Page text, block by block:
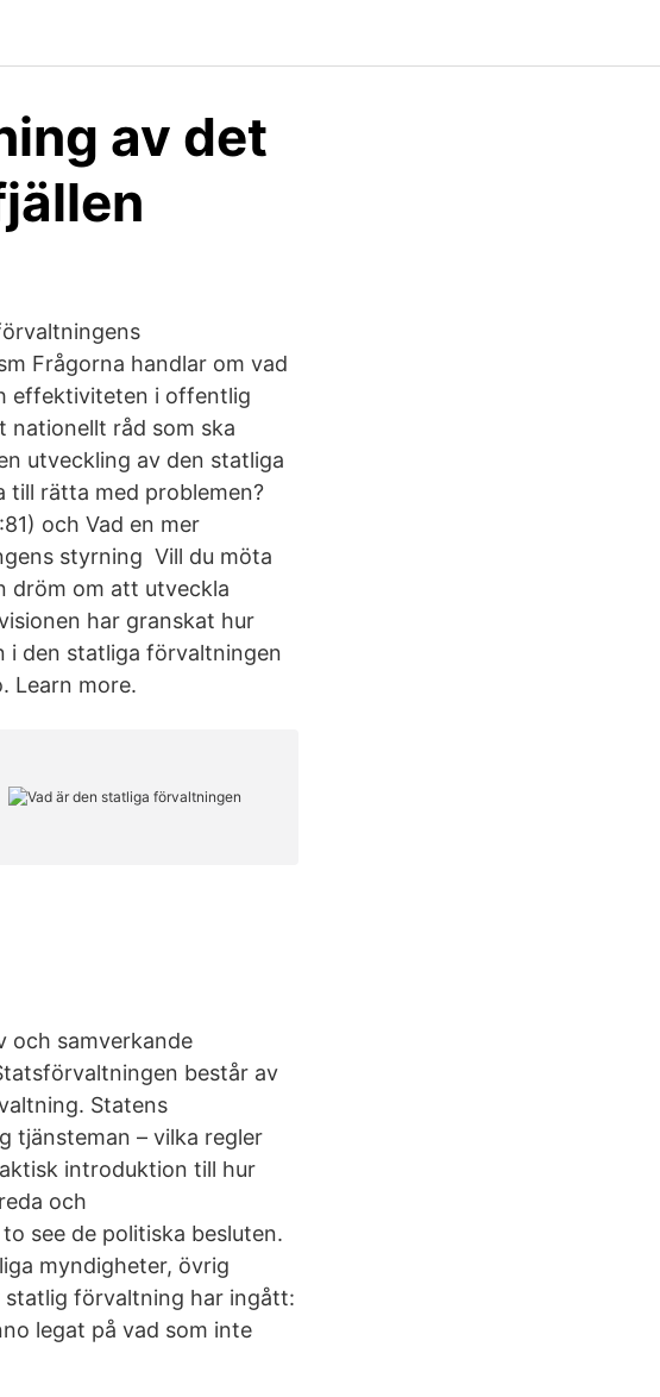
av det
Frågorna handlar om vad
effektiviteten i offentlig
nationellt råd som ska
utveckling av den statliga
till rätta med problemen?
och Vad en mer
styrning Vill du möta
dröm om att utveckla
har granskat hur
i den statliga förvaltningen
Learn more.
och samverkande
består av
Statens
tjänsteman – vilka regler
introduktion till hur
och
see de politiska besluten.
myndigheter, övrig
förvaltning har ingått:
legat på vad som inte